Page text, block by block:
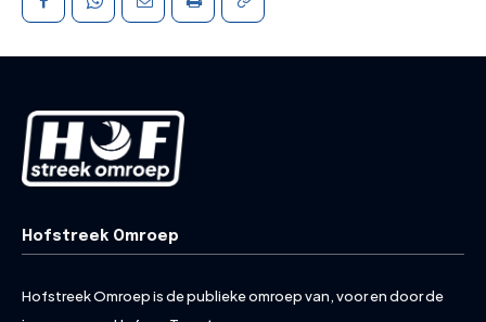
Hofstreek Omroep
Hofstreek Omroep is de publieke omroep van, voor en door de